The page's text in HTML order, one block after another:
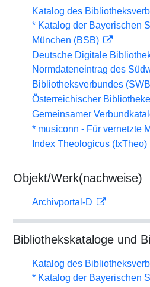
Katalog des
* Katalog der Bayerischen
München (BSB)
Deutsche Digitale
Normdateneintrag des
Bibliotheksverbundes
Österreichischer
Gemeinsamer
* musiconn - Für vernetzte
Index Theologicus (IxTheo)
Objekt/Werk(nachweise)
Archivportal-D
Bibliothekskataloge und
Katalog des
* Katalog der Bayerischen